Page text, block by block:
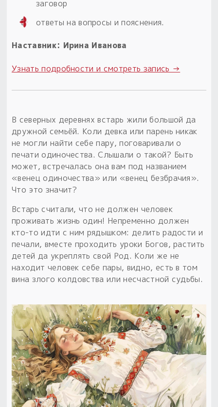
Пыльный сундучок
большое обновление
Товары со скидкой
Новинки
Товары недели
на заказ от 4 тыс. руб. со скидкой
Оберег в подарок
к заказу от 3 тыс. руб.
заговор
ответы на вопросы и пояснения.
Наставник: Ирина Иванова
Узнать подробности и смотреть запись →
В северных деревнях встарь жили большой да
дружной семьёй. Коли девка или парень никак
не могли найти себе пару, поговаривали о
печати одиночества. Слышали о такой? Быть
может, встречалась она вам под названием
«венец одиночества» или «венец безбрачия».
Что это значит?
Встарь считали, что не должен человек
проживать жизнь один! Непременно должен
кто-то идти с ним рядышком: делить радости и
печали, вместе проходить уроки Богов, растить
детей да укреплять свой Род. Коли же не
находит человек себе пары, видно, есть в том
вина злого колдовства или несчастной судьбы.